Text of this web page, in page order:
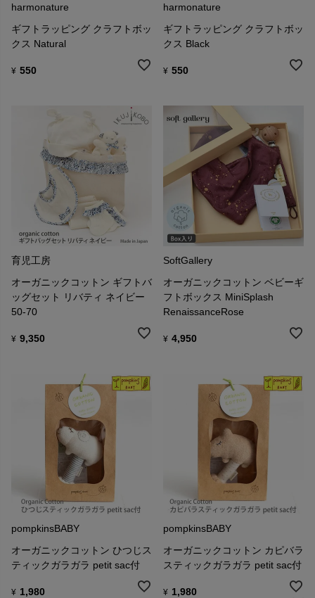
harmonature
ギフトラッピング クラフトボッ
クス Natural
¥ 550
harmonature
ギフトラッピング クラフトボッ
クス Black
¥ 550
育児工房
オーガニックコットン ギフトバ
ッグセット リバティ ネイビー
50-70
¥ 9,350
SoftGallery
オーガニックコットン ベビーギ
フトボックス MiniSplash
RenaissanceRose
¥ 4,950
pompkinsBABY
オーガニックコットン ひつじス
ティックガラガラ petit sac付
¥ 1,980
pompkinsBABY
オーガニックコットン カピバラ
スティックガラガラ petit sac付
¥ 1,980